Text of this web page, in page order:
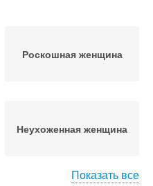
Роскошная женщина
Неухоженная женщина
Показать все